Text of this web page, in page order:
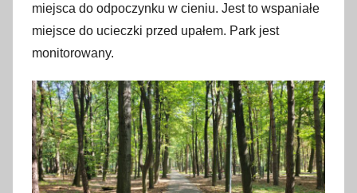
miejsca do odpoczynku w cieniu. Jest to wspaniałe
miejsce do ucieczki przed upałem. Park jest
monitorowany.